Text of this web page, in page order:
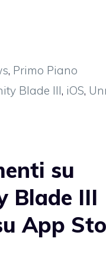
, Primo Piano
Blade III, iOS,
su
Blade III
App